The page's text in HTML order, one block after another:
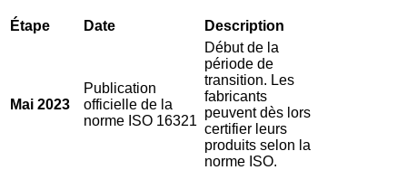
Étape Date Description
Mai 2023
Publication
officielle de la
norme ISO 16321
Début de la
période de
transition. Les
fabricants
peuvent dès lors
certifier leurs
produits selon la
norme ISO.